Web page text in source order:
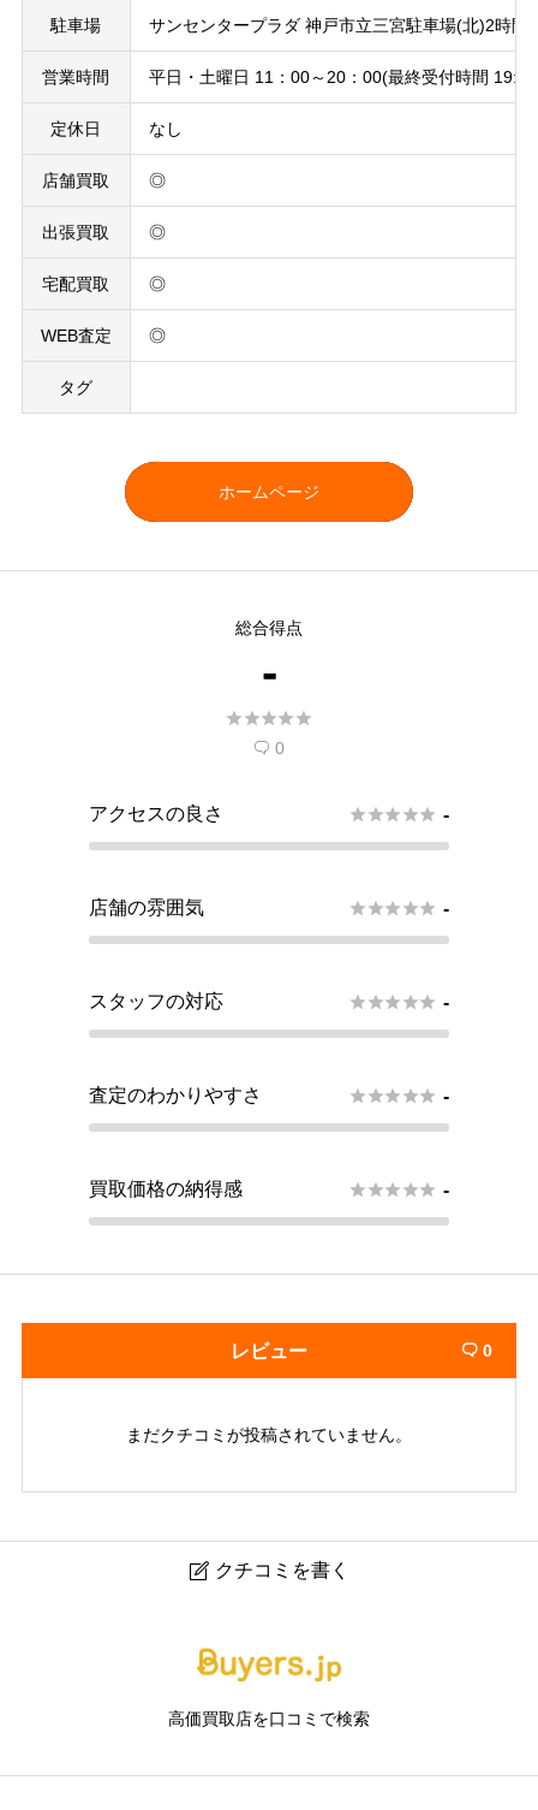
駐車場 サンセンタープラダ 神戸市立三宮駐車場(北)2時間
営業時間 平日・土曜日 11：00～20：00(最終受付時間
定休日 なし
店舗買取 ◎
出張買取 ◎
宅配買取 ◎
WEB査定 ◎
タグ
ホームページ
総合得点
-

 0
アクセスの良さ  -
店舗の雰囲気  -
スタッフの対応  -
査定のわかりやすさ  -
買取価格の納得感  -
レビュー  0
まだクチコミが投稿されていません。
 クチコミを書く
任意
高価買取店を口コミで検索